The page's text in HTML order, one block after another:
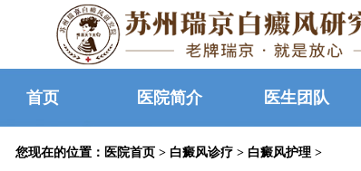
首页 医院简介 医生团队
您现在的位置： 医院首页 > 白癜风诊疗 > 白癜风护理 >